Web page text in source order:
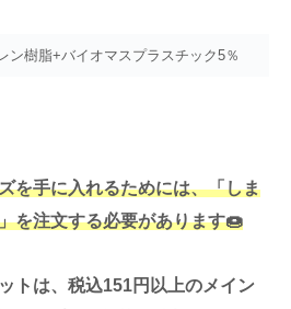
ン樹脂+バイオマスプラスチック5％
を手に入れるためには、「しま
を注文する必要があります🍩
トは、税込151円以上のメイン